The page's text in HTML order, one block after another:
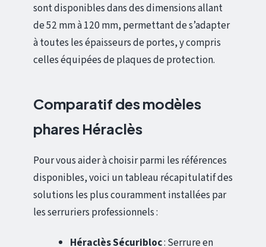
sont disponibles dans des dimensions allant
de 52 mm à 120 mm, permettant de s’adapter
à toutes les épaisseurs de portes, y compris
celles équipées de plaques de protection.
Comparatif des modèles
phares Héraclès
Pour vous aider à choisir parmi les références
disponibles, voici un tableau récapitulatif des
solutions les plus couramment installées par
les serruriers professionnels :
Héraclès Sécuribloc: Serrure en